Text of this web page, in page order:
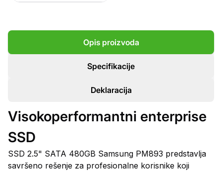
Opis proizvoda
Specifikacije
Deklaracija
Visokoperformantni enterprise
SSD
SSD 2.5" SATA 480GB Samsung PM893 predstavlja
savršeno rešenje za profesionalne korisnike koji